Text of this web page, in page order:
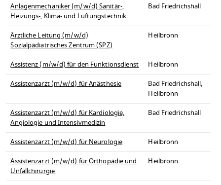
Anlagenmechaniker (m/w/d) Sanitär-,
Heizungs-, Klima- und Lüftungstechnik
Bad Friedrichshall
Ärztliche Leitung (m/w/d)
Sozialpädiatrisches Zentrum (SPZ)
Heilbronn
Assistenz (m/w/d) für den Funktionsdienst
Heilbronn
Assistenzarzt (m/w/d) für Anästhesie
Bad Friedrichshall,
Heilbronn
Assistenzarzt (m/w/d) für Kardiologie,
Angiologie und Intensivmedizin
Bad Friedrichshall
Assistenzarzt (m/w/d) für Neurologie
Heilbronn
Assistenzarzt (m/w/d) für Orthopädie und
Unfallchirurgie
Heilbronn